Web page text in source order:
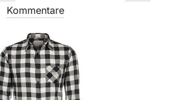
am
Kommentare